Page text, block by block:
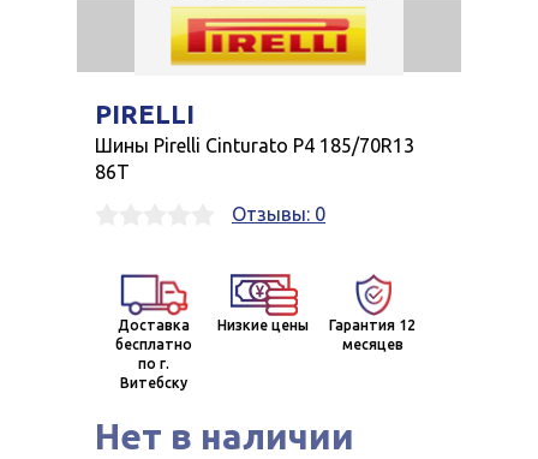
PIRELLI
Шины Pirelli Cinturato P4 185/70R13
86T
Отзывы: 0
Доставка
бесплатно
по г.
Витебску
Низкие цены
Гарантия 12
месяцев
Нет в наличии